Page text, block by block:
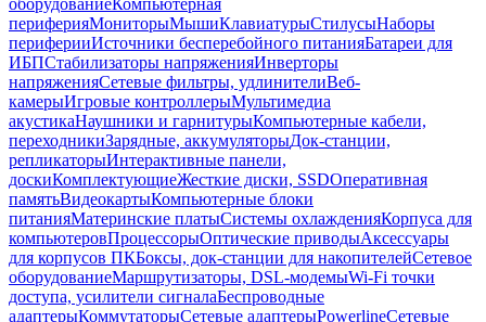
оборудованиеКомпьютерная
периферияМониторыМышиКлавиатурыСтилусыНаборы
периферииИсточники бесперебойного питанияБатареи для
ИБПСтабилизаторы напряженияИнверторы
напряженияСетевые фильтры, удлинителиВеб-
камерыИгровые контроллерыМультимедиа
акустикаНаушники и гарнитурыКомпьютерные кабели,
переходникиЗарядные, аккумуляторыДок-станции,
репликаторыИнтерактивные панели,
доскиКомплектующиеЖесткие диски, SSDОперативная
памятьВидеокартыКомпьютерные блоки
питанияМатеринские платыСистемы охлажденияКорпуса для
компьютеровПроцессорыОптические приводыАксессуары
для корпусов ПКБоксы, док-станции для накопителейСетевое
оборудованиеМаршрутизаторы, DSL-модемыWi-Fi точки
доступа, усилители сигналаБеспроводные
адаптерыКоммутаторыСетевые адаптерыPowerlineСетевые